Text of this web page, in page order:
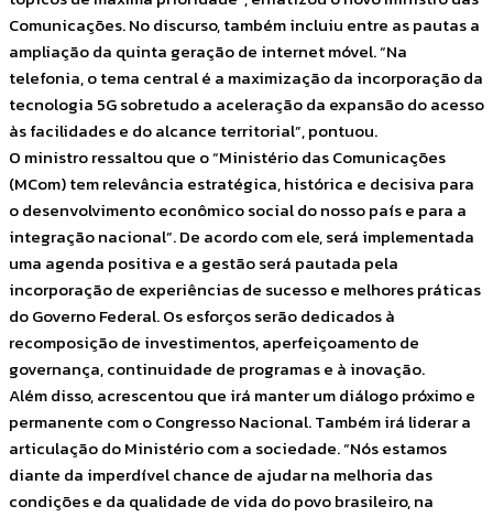
Comunicações. No discurso, também incluiu entre as pautas a
ampliação da quinta geração de internet móvel. “Na
telefonia, o tema central é a maximização da incorporação da
tecnologia 5G sobretudo a aceleração da expansão do acesso
às facilidades e do alcance territorial”, pontuou.
O ministro ressaltou que o “Ministério das Comunicações
(MCom) tem relevância estratégica, histórica e decisiva para
o desenvolvimento econômico social do nosso país e para a
integração nacional”. De acordo com ele, será implementada
uma agenda positiva e a gestão será pautada pela
incorporação de experiências de sucesso e melhores práticas
do Governo Federal. Os esforços serão dedicados à
recomposição de investimentos, aperfeiçoamento de
governança, continuidade de programas e à inovação.
Além disso, acrescentou que irá manter um diálogo próximo e
permanente com o Congresso Nacional. Também irá liderar a
articulação do Ministério com a sociedade. “Nós estamos
diante da imperdível chance de ajudar na melhoria das
condições e da qualidade de vida do povo brasileiro, na